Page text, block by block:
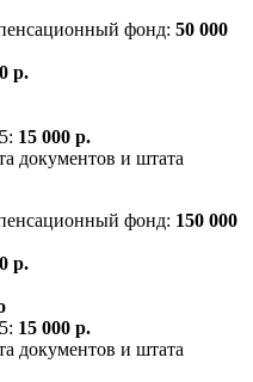
фонд: 50 000
р.
15 000 р.
документов и штата
фонд: 150 000
р.
15 000 р.
документов и штата